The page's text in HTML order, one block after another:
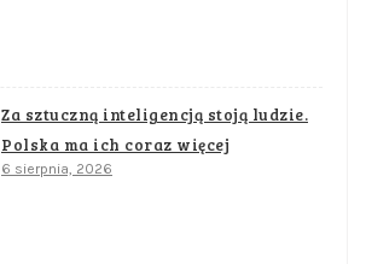
Za sztuczną inteligencją stoją ludzie.
Polska ma ich coraz więcej
6 sierpnia, 2026